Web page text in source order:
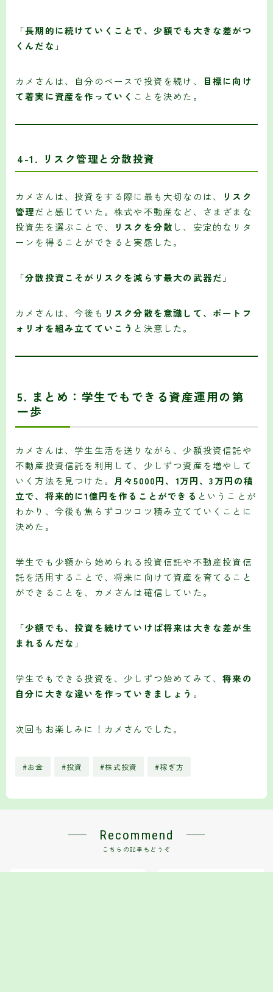
「長期的に続けていくことで、少額でも大きな差がつ
くんだな 」
カメさんは、自分のペースで投資を続け、
目標に向け
て着実に資産を作っていく ことを決めた。
4-1. リスク管理と分散投資
カメさんは、投資をする際に最も大切なのは、
リスク
管理だと感じていた。株式や不動産など、さまざまな
投資先を選ぶことで、
リスクを分散 し、安定的なリタ
ーンを得ることができると実感した。
「分散投資こそがリスクを減らす最大の武器だ 」
カメさんは、今後も リスク分散を意識して、ポートフ
ォリオを組み立てていこう と決意した。
5. まとめ：学生でもできる資産運用の第
一歩
カメさんは、学生生活を送りながら、少額投資信託や
不動産投資信託を利用して、少しずつ資産を増やして
いく方法を見つけた。 月々5000円、1万円、3万円の積
立で、将来的に1億円を作ることができる ということが
わかり、今後も焦らずコツコツ積み立てていくことに
決めた。
学生でも少額から始められる投資信託や不動産投資信
託を活用することで、将来に向けて資産を育てること
ができることを、カメさんは確信していた。
「少額でも、投資を続けていけば将来は大きな差が生
まれるんだな 」
学生でもできる投資を、少しずつ始めてみて、将来の
自分に大きな違いを作っていきましょう 。
次回もお楽しみに！カメさんでした。
#お金 #投資 #株式投資 #稼ぎ方
Recommend
こちらの記事もどうぞ